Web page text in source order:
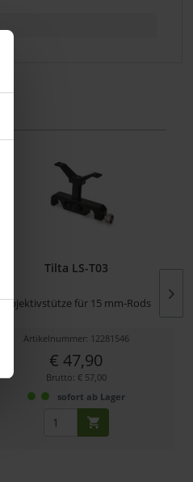
Tilta LS-T03
Objektivstütze für 15 mm-Rods
Artikelnummer: 12281546
€ 47,90
Brutto: € 57,00
sofort ab Lager